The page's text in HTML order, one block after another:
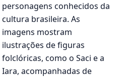
personagens conhecidos da
cultura brasileira. As
imagens mostram
ilustrações de figuras
folclóricas, como o Saci e a
Iara, acompanhadas de